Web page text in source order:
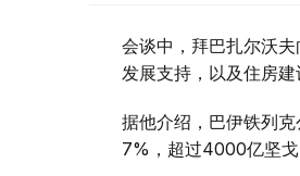
会谈中，拜巴扎尔沃
发展支持，以及住房建
据他介绍，巴伊铁列
7%，超过4000亿坚戈